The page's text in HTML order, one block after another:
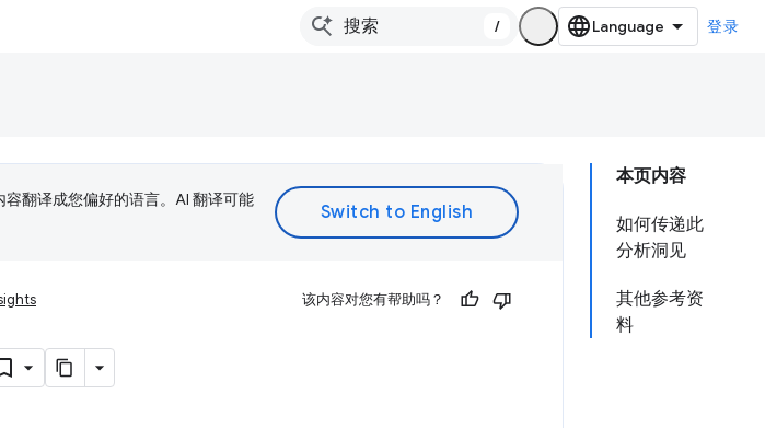
/ 登录
本页内容
如何传递此
分析洞见
其他参考资
料
翻译成您偏好的语言。AI 翻译可能
该内容对您有帮助吗？